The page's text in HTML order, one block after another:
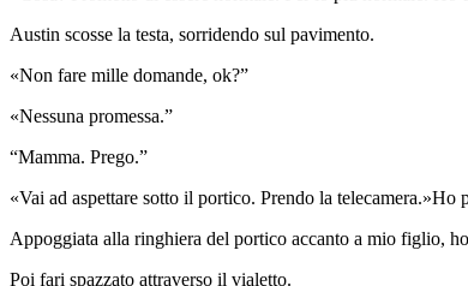
Austin scosse la testa, sorridendo sul pavimento.
«Non fare mille domande, ok?”
«Nessuna promessa.”
“Mamma. Prego.”
«Vai ad aspettare sotto il portico. Prendo la
Appoggiata alla ringhiera del portico accanto a mio figlio,
Poi fari spazzato attraverso il vialetto.